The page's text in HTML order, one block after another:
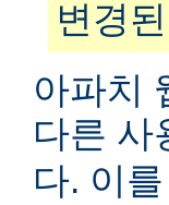
변경
아파치
다른
다. 이